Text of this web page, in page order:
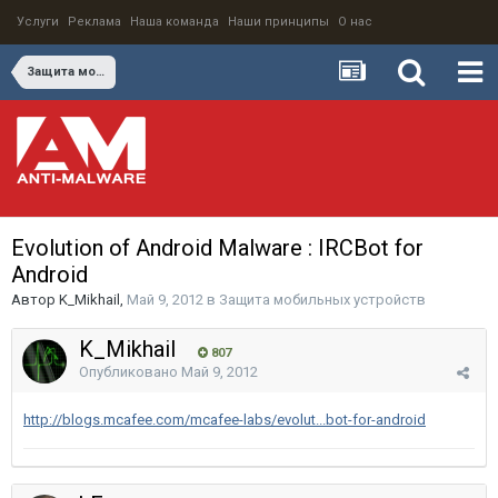
Услуги Реклама Наша команда Наши принципы О нас
Защита мобильных устройств
Evolution of Android Malware : IRCBot for
Android
Автор K_Mikhail , Май 9, 2012 в Защита мобильных устройств
K_Mikhail 807
Опубликовано Май 9, 2012
http://blogs.mcafee.com/mcafee-labs/evolut...bot-for-android